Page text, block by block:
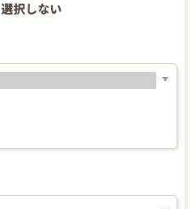
選択しない